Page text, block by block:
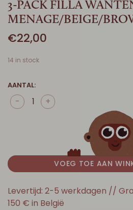
3-PACK FILLA
MENAGE/BEIGE/
€22,00
14 in stock
AANTAL:
+
-
VOEG TOE AAN
Levertijd: 2-5 werkdagen //
150 € in België